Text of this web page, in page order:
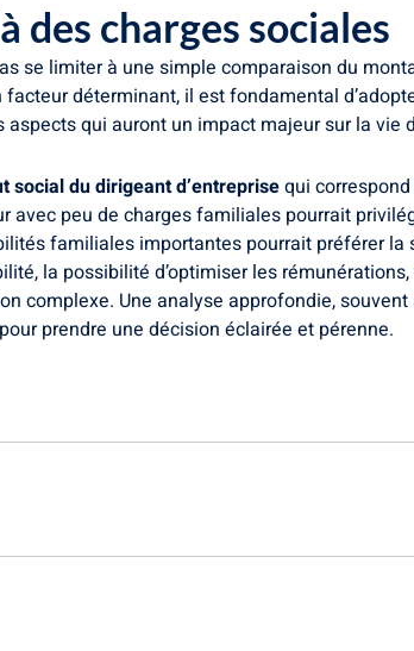
des charges sociales
se limiter à une simple comparaison du
facteur déterminant, il est fondamental
qui auront un impact majeur sur la
social du dirigeant d’entreprisequi
avec peu de charges familiales pourrait
familiales importantes pourrait préférer
la possibilité d’optimiser les
complexe. Une analyse approfondie,
prendre une décision éclairée et pérenne.